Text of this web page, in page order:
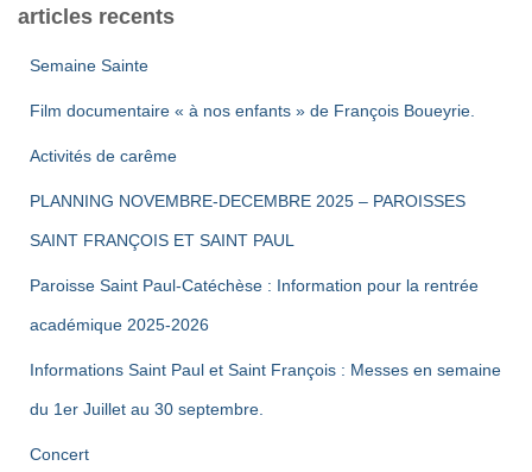
articles recents
Semaine Sainte
Film documentaire « à nos enfants » de François Boueyrie.
Activités de carême
PLANNING NOVEMBRE-DECEMBRE 2025 – PAROISSES
SAINT FRANÇOIS ET SAINT PAUL
Paroisse Saint Paul-Catéchèse : Information pour la rentrée
académique 2025-2026
Informations Saint Paul et Saint François : Messes en semaine
du 1er Juillet au 30 septembre.
Concert